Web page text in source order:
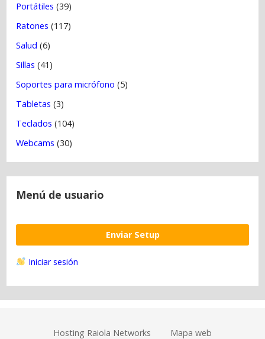
Portátiles (39)
Ratones (117)
Salud (6)
Sillas (41)
Soportes para micrófono (5)
Tabletas (3)
Teclados (104)
Webcams (30)
Menú de usuario
Enviar Setup
Iniciar sesión
Hosting Raiola Networks Mapa web